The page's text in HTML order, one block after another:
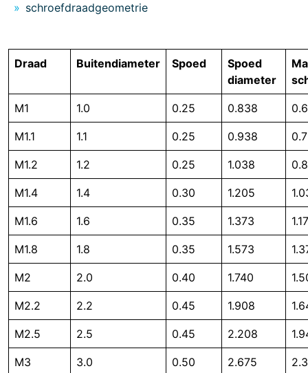
schroefdraadgeometrie
Draad Buitendiameter Spoed
Spoed
diameter
M1 1.0 0.25 0.838
M1.1 1.1 0.25 0.938
M1.2 1.2 0.25 1.038
M1.4 1.4 0.30 1.205
M1.6 1.6 0.35 1.373
M1.8 1.8 0.35 1.573
M2 2.0 0.40 1.740
M2.2 2.2 0.45 1.908
M2.5 2.5 0.45 2.208
M3 3.0 0.50 2.675